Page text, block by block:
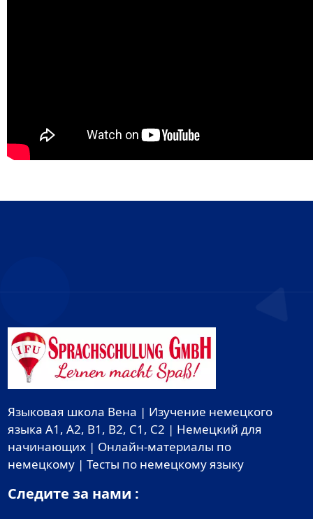
Языковая школа Вена | Изучение немецкого
языка A1, A2, B1, B2, C1, C2 | Немецкий для
начинающих | Онлайн-материалы по
немецкому | Тесты по немецкому языку
Следите за нами :